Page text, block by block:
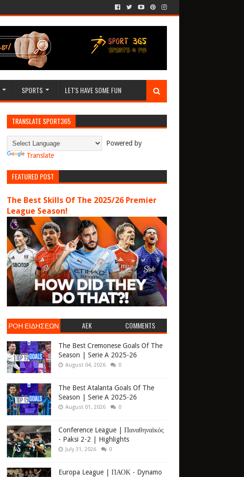
SPORTS LET'S HAVE SOME FUN
TRANSLATE SPORT365
Powered by
Translate
FEATURED POST
The Best Skills Of The 2025/26 Premier
League Season!
ΡΟΗ ΕΙΔΗΣΕΩΝ AEK COMMENTS
The Best Cremonese Goals Of The
Season | Serie A 2025-26
August 04, 2026 0
The Best Atalanta Goals Of The
Season | Serie A 2025-26
August 01, 2026 0
Conference League | Παναθηναϊκός
- Paksi 2-2 | Highlights
July 31, 2026 0
Europa League | ΠΑΟΚ - Dynamo